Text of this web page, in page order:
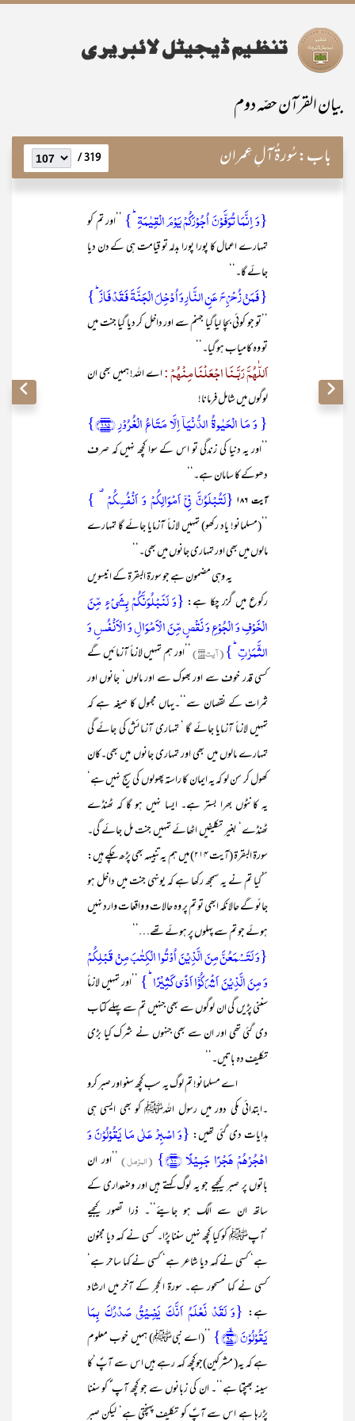
بیان القرآن حصّہ دوم
باب:سُورۃُ آلِ عِمران 319 /
{وَ اِنَّمَا تُوَفَّوۡنَ اُجُوۡرَکُمۡ یَوۡمَ الۡقِیٰمَۃِ ؕ} ’’اور تم کو
تمہارے اعمال کا پورا پورا بدلہ تو قیامت ہی کے دن دیا
جائے گا۔‘‘
{ فَمَنۡ زُحۡزِحَ عَنِ النَّارِ وَ اُدۡخِلَ الۡجَنَّۃَ فَقَدۡ فَازَ ؕ}
’’تو جو کوئی بچا لیا گیا جہنم سے اور داخل کر دیا گیا جنت میں
تو وہ کامیاب ہو گیا۔‘‘
اَللّٰھُمَّ رَبَّـنَا اجْعَلْنَا مِنْھُمْ :اے اللہ! ہمیں بھی ان
لوگوں میں شامل فرمانا!
{ وَ مَا الۡحَیٰوۃُ الدُّنۡیَاۤ اِلَّا مَتَاعُ الۡغُرُوۡرِ ﴿۱۸۵﴾}
’’اور یہ دنیا کی زندگی تو اس کے سوا کچھ نہیں کہ صرف
دھوکے کا سامان ہے۔‘‘
آیت ۱۸۶ {لَتُبۡلَوُنَّ فِیۡۤ اَمۡوَالِکُمۡ وَ اَنۡفُسِکُمۡ ۟ }
’’(مسلمانو! یاد رکھو) تمہیں لازماً آزمایا جائے گا تمہارے
مالوں میں بھی اور تمہاری جانوں میں بھی۔‘‘
یہ وہی مضمون ہے جو سورۃ البقرۃ کے انیسویں
رکوع میں گزر چکا ہے: {وَ لَنَبۡلُوَنَّکُمۡ بِشَیۡءٍ مِّنَ
الۡخَوۡفِ وَ الۡجُوۡعِ وَ نَقۡصٍ مِّنَ الۡاَمۡوَالِ وَ الۡاَنۡفُسِ وَ
الثَّمَرٰتِ ؕ}(آیت۱۵۵)
’’اور ہم تمہیں لازماً آزمائیں گے
کسی قدر خوف سے اور بھوک سے اور مالوں‘ جانوں اور
ثمرات کے نقصان سے‘‘۔یہاں مجہول کا صیغہ ہے کہ
تمہیں لازماً آزمایا جائے گا ‘ تمہاری آزمائش کی جائے گی
تمہارے مالوں میں بھی اور تمہاری جانوں میں بھی۔کان
کھول کر سن لو کہ یہ ایمان کا راستہ پھولوں کی سیج نہیں ہے‘
یہ کانٹوں بھرا بستر ہے۔ ایسا نہیں ہو گا کہ ٹھنڈے
ٹھنڈے‘ بغیر تکلیفیں اٹھائے تمہیں جنت مل جائے گی۔
سورۃ البقرۃ (آیت ۲۱۴) میں ہم یہ تنبیہہ بھی پڑھ چکے ہیں:
’’کیا تم نے یہ سمجھ رکھا ہے کہ یونہی جنت میں داخل ہو
جائو گے حالانکہ ابھی تو تم پر وہ حالات و واقعات وارد نہیں
ہوئے جو تم سے پہلوں پر ہوئے تھے…‘‘
{وَ لَتَسۡمَعُنَّ مِنَ الَّذِیۡنَ اُوۡتُوا الۡکِتٰبَ مِنۡ قَبۡلِکُمۡ
وَ مِنَ الَّذِیۡنَ اَشۡرَکُوۡۤا اَذًی کَثِیۡرًا ؕ} ’’اور تمہیں لازماً
سننی پڑیں گی ان لوگوں سے بھی جنہیں تم سے پہلے کتاب
دی گئی تھی اور ان سے بھی جنہوں نے شرک کیا بڑی
تکلیف دہ باتیں۔‘‘
اے مسلمانو! تم لوگ یہ سب کچھ سنو اور صبر کرو
۔ابتدائی مکی دور میں رسول اللہﷺ کو بھی ایسی ہی
ہدایات دی گئی تھیں: {وَ اصۡبِرۡ عَلٰی مَا یَقُوۡلُوۡنَ وَ
اہۡجُرۡہُمۡ ہَجۡرًا جَمِیۡلًا ﴿۱۰﴾}
(المزمل) ’’اور ان
باتوں پر صبر کیجیے جو یہ لوگ کہتے ہیں اور وضعداری کے
ساتھ ان سے الگ ہو جایئے‘‘۔ ذرا تصور کیجیے
‘آپﷺ کو کیا کچھ نہیں سننا پڑا۔ کسی نے کہہ دیا مجنون
ہے‘ کسی نے کہہ دیا شاعر ہے‘ کسی نے کہا ساحر ہے‘
کسی نے کہا مسحور ہے۔ سورۃ الحجر کے آخر میں ارشاد
ہے: {وَ لَقَدۡ نَعۡلَمُ اَنَّکَ یَضِیۡقُ صَدۡرُکَ بِمَا
یَقُوۡلُوۡنَ ﴿ۙ۹۷﴾}
’’(اے نبیﷺ) ہمیں خوب معلوم
ہے کہ یہ( مشرکین)جوکچھ کہہ رہے ہیں اس سے آپؐ‘کا
سینہ بھنچتا ہے‘‘۔ ان کی زبانوں سے جو کچھ آپ ؐ کو سننا
پڑرہا ہے اس سے آپؐ کو تکلیف پہنچتی ہے‘ لیکن صبر